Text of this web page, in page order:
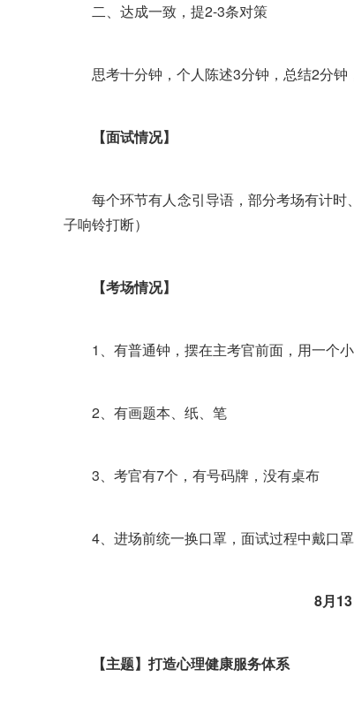
二、达成一致，提2-3条对策
思考十分钟，个人陈述3分钟，总结2分钟
【面试情况】
每个环节有人念引导语，部分考场有计时
子响铃打断）
【考场情况】
1、有普通钟，摆在主考官前面，用一个小
2、有画题本、纸、笔
3、考官有7个，有号码牌，没有桌布
4、进场前统一换口罩，面试过程中戴口
8月13
【主题】打造心理健康服务体系